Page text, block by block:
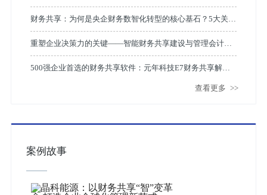
财务共享：为何是央企财务数智化转型的核心基石？5大关键
与4大案例给出答案
重塑企业决策力的关键——智能财务共享建设与管理会计的
深度融合
500强企业首选的财务共享软件：元年科技E7财务共享解决
查看更多 >>
案例故事